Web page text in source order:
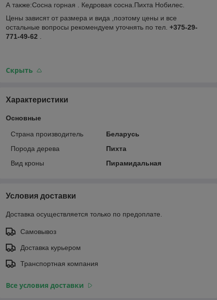
А также:Сосна горная . Кедровая сосна.Пихта Нобилес.
Цены зависят от размера и вида ,поэтому цены и все
остальные вопросы рекомендуем уточнять по тел. +375-29-
771-49-62
Скрыть
Характеристики
Основные
Страна производитель
Беларусь
Порода дерева
Пихта
Вид кроны
Пирамидальная
Условия доставки
Доставка осуществляется только по предоплате.
Самовывоз
Доставка курьером
Транспортная компания
Все условия доставки